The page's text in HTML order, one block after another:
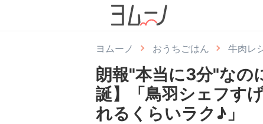
ヨムーノ おうちごはん 牛肉レ
朗報"本当に3分"なの
誕】「鳥羽シェフす
れるくらいラク♪」